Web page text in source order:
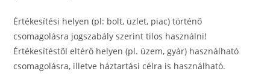
Értékesítési helyen (pl: bolt, üzlet, piac) történő
csomagolásra jogszabály szerint tilos használni!
Értékesítéstől eltérő helyen (pl. üzem, gyár) használható
csomagolásra, illetve háztartási célra is használható.